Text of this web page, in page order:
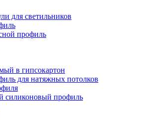
для светильников
профиль
в гипсокартон
для натяжных потолков
силиконовый профиль